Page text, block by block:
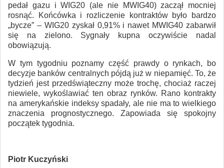
pedał gazu i WIG20 (ale nie MWIG40) zaczął mocniej
rosnąć. Końcówka i rozliczenie kontraktów było bardzo
„bycze” – WIG20 zyskał 0,91% i nawet MWIG40 zabarwił
się na zielono. Sygnały kupna oczywiście nadal
obowiązują.
W tym tygodniu poznamy część prawdy o rynkach, bo
decyzje banków centralnych pójdą już w niepamięć. To, że
tydzień jest przedświąteczny może trochę, chociaż raczej
niewiele, wykoślawiać ten obraz rynków. Rano kontrakty
na amerykańskie indeksy spadały, ale nie ma to wielkiego
znaczenia prognostycznego. Zapowiada się spokojny
początek tygodnia.
Piotr Kuczyński